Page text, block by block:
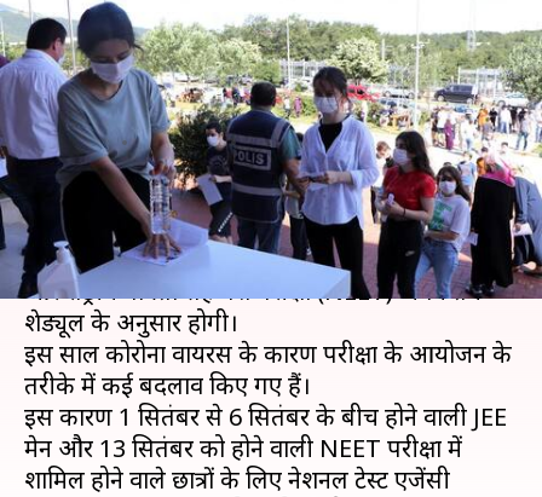
NEET और JEE मेन परीक्षा के लिए
जारी हुई एडवाइजरी, होगा इन नियमों
का पालन
लेखन मोना दीक्षित Aug 22, 2020 02:13 pm
क्या है खबर?
सुप्रीम कोर्ट के आदेश के बाद संयुक्त प्रवेश परीक्षा (JEE) मेन
और राष्ट्रीय पात्रता सह प्रवेश परीक्षा (NEET) अपने तय
शेड्यूल के अनुसार होगी।
इस साल कोरोना वायरस के कारण परीक्षा के आयोजन के
तरीके में कई बदलाव किए गए हैं।
इस कारण 1 सितंबर से 6 सितंबर के बीच होने वाली JEE
मेन और 13 सितंबर को होने वाली NEET परीक्षा में
शामिल होने वाले छात्रों के लिए नेशनल टेस्ट एजेंसी